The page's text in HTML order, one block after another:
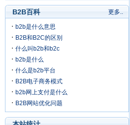
更多..
B2B百科
b2b是什么意思
B2B和B2C的区别
什么叫b2b和b2c
b2b是什么
什么是b2b平台
B2B电子商务模式
b2b网上支付是什么
B2B网站优化问题